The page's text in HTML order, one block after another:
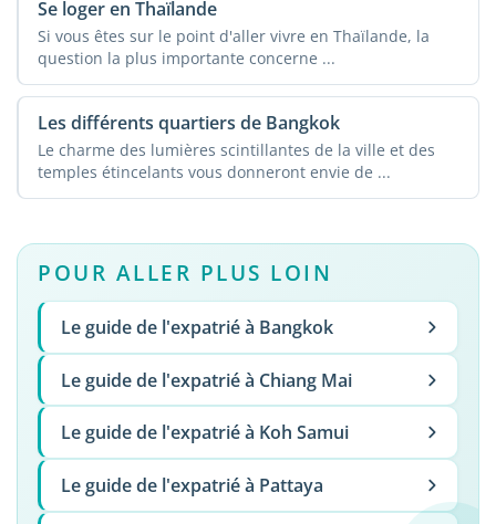
Se loger en Thaïlande
Si vous êtes sur le point d'aller vivre en Thaïlande, la
question la plus importante concerne ...
Les différents quartiers de Bangkok
Le charme des lumières scintillantes de la ville et des
temples étincelants vous donneront envie de ...
POUR ALLER PLUS LOIN
Le guide de l'expatrié à Bangkok
Le guide de l'expatrié à Chiang Mai
Le guide de l'expatrié à Koh Samui
Le guide de l'expatrié à Pattaya